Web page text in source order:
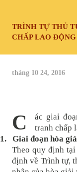
TRÌNH TỰ THỦ
CHẤP LAO ĐỘNG
tháng 10 24, 2016
Các giai đoạn trong thủ tục khởi kiện giải quyết
tranh chấp
1.
Giai đoạn hòa
Theo quy định
định về Trình tự,